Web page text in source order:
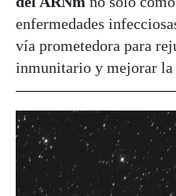
enfermedades
vía prometedora para
inmunitario y mejorar la